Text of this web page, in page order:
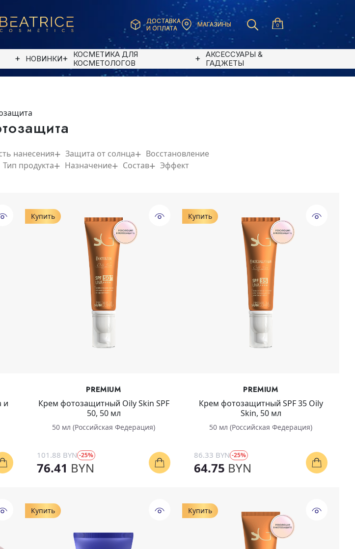
ДОСТАВКА
И ОПЛАТА
МАГАЗИНЫ 0
НОВИНКИ
КОСМЕТИКА ДЛЯ
КОСМЕТОЛОГОВ
АКСЕССУАРЫ &
ГАДЖЕТЫ
нанесения Защита от солнца
Восстановление
Тип продукта Назначение Состав Эффект
и
Купить
PREMIUM
Крем фотозащитный Oily Skin SPF
50, 50 мл
50 мл (Российская Федерация)
101.88 BYN -25%
76.41 BYN
Купить
PREMIUM
Крем фотозащитный SPF 35 Оily
Skin, 50 мл
50 мл (Российская Федерация)
86.33 BYN -25%
64.75 BYN
Купить Купить